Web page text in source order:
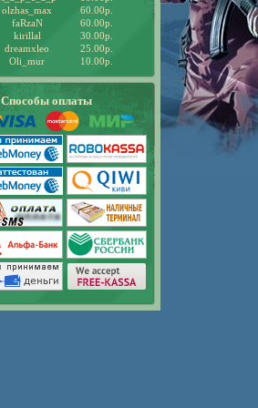
olzhas_max
60.00р.
faRzaN
60.00р.
kirillal
30.00р.
dreamxleo
25.00р.
Oli_mur 10.00р.
Способы оплаты